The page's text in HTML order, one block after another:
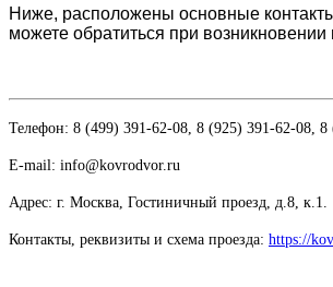
Ниже, расположены основные
можете обратиться при возникновении
Телефон: 8 (499) 391-62-08, 8 (925) 391-62-08, 8
E-mail: info@kovrodvor.ru
Адрес: г. Москва, Гостиничный проезд, д.8, к.1.
Контакты, реквизиты и схема проезда: https://